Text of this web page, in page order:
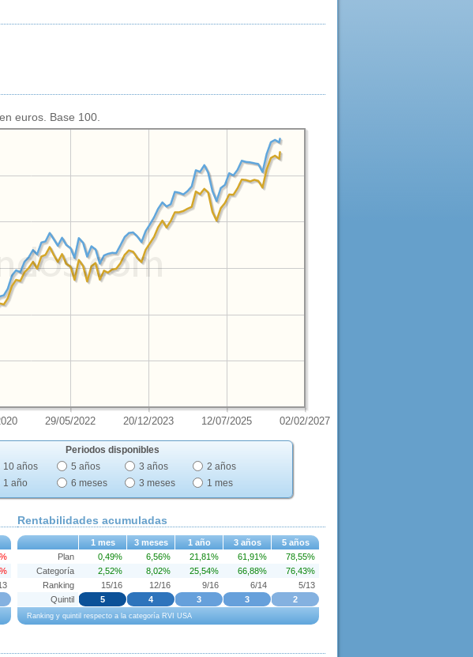
euros. Base 100.
29/05/2022 20/12/2023 12/07/2025 02/02/2027
Periodos disponibles
10 años
5 años 3 años
2 años
1 año
6 meses 3 meses 1 mes
Rentabilidades acumuladas
1 mes 3 meses 1 año 3 años 5 años
Ranking y quintil respecto a la categoría RVI USA
Plan 0,49% 6,56% 21,81% 61,91%
78,55%
Categoría
2,52% 8,02% 25,54% 66,88%
76,43%
Ranking
15/16 12/16 9/16 6/14
5/13
Quintil
5 4 3 3 2